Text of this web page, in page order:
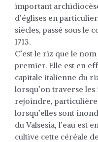
important
d’églises en
siècles, passé sous le
1713.
C’est le riz que le
premier. Elle est en
capitale italienne du
lorsqu’on traverse
rejoindre,
lorsqu’elles sont
du Valsesia, l’eau est
cultive cette céréale